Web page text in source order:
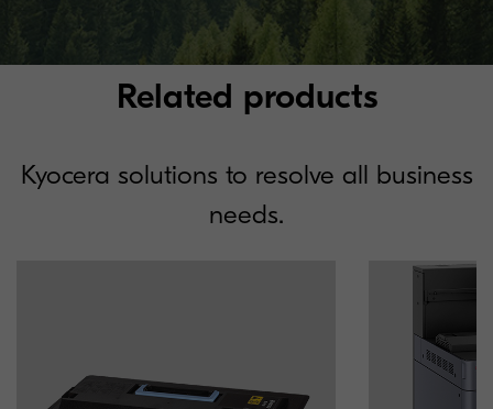
Related products
Kyocera solutions to resolve all business
needs.